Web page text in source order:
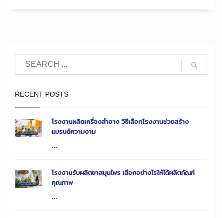
RECENT POSTS
โรงงานผลิตเครื่องสำอาง วิธีเลือกโรงงานช่วยสร้าง
แบรนด์ความงาม
...
โรงงานรับผลิตยาสมุนไพร เลือกอย่างไรให้ได้ผลิตภัณฑ์
คุณภาพ
...